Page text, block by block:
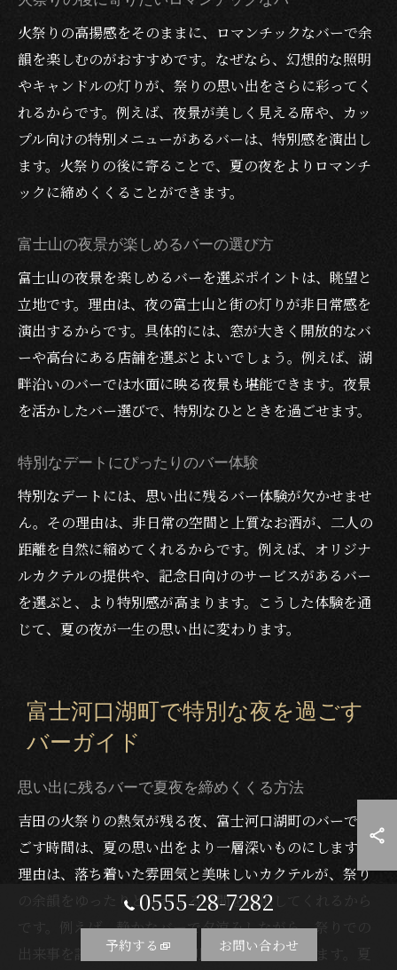
火祭りの高揚感をそのままに、ロマンチックなバーで余
韻を楽しむのがおすすめです。なぜなら、幻想的な照明
やキャンドルの灯りが、祭りの思い出をさらに彩ってく
れるからです。例えば、夜景が美しく見える席や、カッ
プル向けの特別メニューがあるバーは、特別感を演出し
ます。火祭りの後に寄ることで、夏の夜をよりロマンチ
ックに締めくくることができます。
富士山の夜景が楽しめるバーの選び方
富士山の夜景を楽しめるバーを選ぶポイントは、眺望と
立地です。理由は、夜の富士山と街の灯りが非日常感を
演出するからです。具体的には、窓が大きく開放的なバ
ーや高台にある店舗を選ぶとよいでしょう。例えば、湖
畔沿いのバーでは水面に映る夜景も堪能できます。夜景
を活かしたバー選びで、特別なひとときを過ごせます。
特別なデートにぴったりのバー体験
特別なデートには、思い出に残るバー体験が欠かせませ
ん。その理由は、非日常の空間と上質なお酒が、二人の
距離を自然に縮めてくれるからです。例えば、オリジナ
ルカクテルの提供や、記念日向けのサービスがあるバー
を選ぶと、より特別感が高まります。こうした体験を通
じて、夏の夜が一生の思い出に変わります。
富士河口湖町で特別な夜を過ごす
バーガイド
思い出に残るバーで夏夜を締めくくる方法
吉田の火祭りの熱気が残る夜、富士河口湖町のバーで過
ごす時間は、夏の思い出をより一層深いものにします。
理由は、落ち着いた雰囲気と美味しいカクテルが、祭り
の余韻をゆったりと味わえる空間を提供してくれるから
です。例えば、静かなバーで夕涼みしながら、祭りでの
出来事を語り合うことで特別な時間を演出できます。夏
0555-28-7282
予約する お問い合わせ